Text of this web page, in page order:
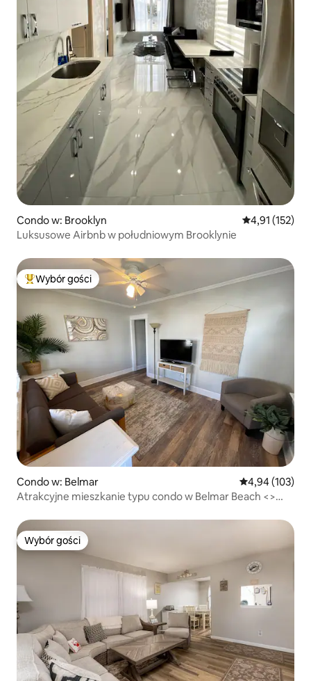
Condo w: Brooklyn Średnia
4,91 (152)
Luksusowe Airbnb w południowym Brooklynie
Najpopularniejsze z kategorii Wybór gości
Wybór gości
Condo w: Belmar Średnia
4,94 (103)
Atrakcyjne mieszkanie typu condo w Belmar Beach <>
Wybór gości
Wybór gości